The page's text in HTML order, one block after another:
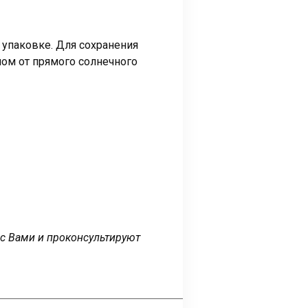
Для сохранения
от прямого солнечного
Вами и проконсультируют